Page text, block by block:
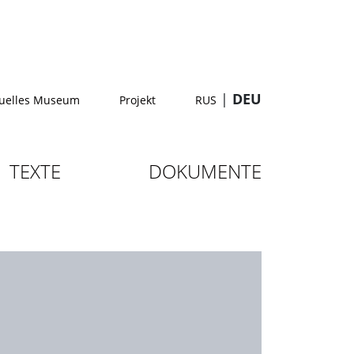
Museum Projekt RUS | DEU
TEXTE DOKUMENTE